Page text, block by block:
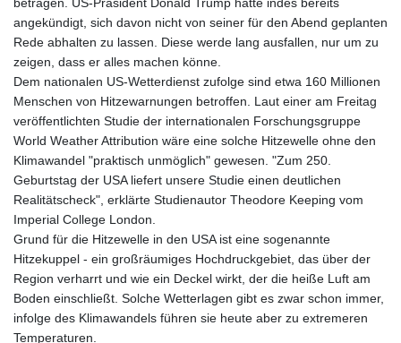
angekündigt, sich davon nicht von seiner für den Abend geplanten
Rede abhalten zu lassen. Diese werde lang ausfallen, nur um zu
zeigen, dass er alles machen könne.
Dem nationalen US-Wetterdienst zufolge sind etwa 160 Millionen
Menschen von Hitzewarnungen betroffen. Laut einer am Freitag
veröffentlichten Studie der internationalen Forschungsgruppe
World Weather Attribution wäre eine solche Hitzewelle ohne den
Klimawandel "praktisch unmöglich" gewesen. "Zum 250.
Geburtstag der USA liefert unsere Studie einen deutlichen
Realitätscheck", erklärte Studienautor Theodore Keeping vom
Imperial College London.
Grund für die Hitzewelle in den USA ist eine sogenannte
Hitzekuppel - ein großräumiges Hochdruckgebiet, das über der
Region verharrt und wie ein Deckel wirkt, der die heiße Luft am
Boden einschließt. Solche Wetterlagen gibt es zwar schon immer,
infolge des Klimawandels führen sie heute aber zu extremeren
Temperaturen.